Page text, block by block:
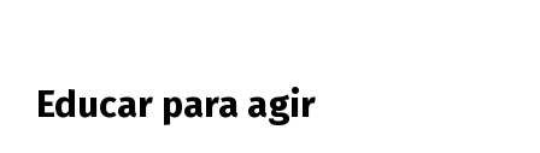
Educar para agir